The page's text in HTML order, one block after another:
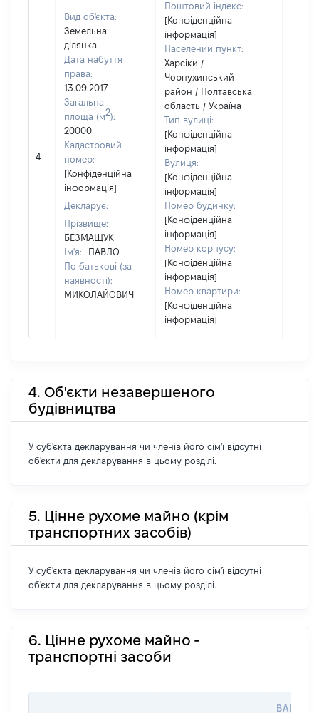
4
Вид об'єкта:
Земельна
ділянка
Дата набуття
права:
13.09.2017
Загальна
площа (м2):
20000
Кадастровий
номер:
[Конфіденційна
інформація]
Декларує:
Прізвище:
БЕЗМАЩУК
Ім'я:
ПАВЛО
По батькові (за
наявності):
МИКОЛАЙОВИЧ
Поштовий індекс:
[Конфіденційна
інформація]
Населений пункт:
Харсіки /
Чорнухинський
район / Полтавська
область / Україна
Тип вулиці:
[Конфіденційна
інформація]
Вулиця:
[Конфіденційна
інформація]
Номер будинку:
[Конфіденційна
інформація]
Номер корпусу:
[Конфіденційна
інформація]
Номер квартири:
[Конфіденційна
інформація]
4. Об'єкти незавершеного
будівництва
У суб'єкта декларування чи членів його сім'ї відсутні
об'єкти для декларування в цьому розділі.
5. Цінне рухоме майно (крім
транспортних засобів)
У суб'єкта декларування чи членів його сім'ї відсутні
об'єкти для декларування в цьому розділі.
6. Цінне рухоме майно -
транспортні засоби